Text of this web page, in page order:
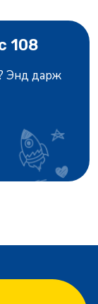
108
Энд дарж